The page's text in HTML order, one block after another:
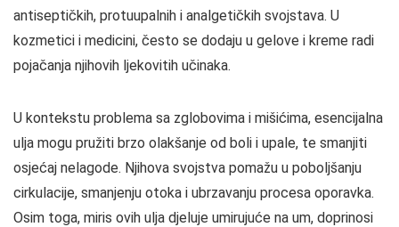
antiseptičkih, protuupalnih i analgetičkih svojstava. U
kozmetici i medicini, često se dodaju u gelove i kreme radi
pojačanja njihovih ljekovitih učinaka.
U kontekstu problema sa zglobovima i mišićima, esencijalna
ulja mogu pružiti brzo olakšanje od boli i upale, te smanjiti
osjećaj nelagode. Njihova svojstva pomažu u poboljšanju
cirkulacije, smanjenju otoka i ubrzavanju procesa oporavka.
Osim toga, miris ovih ulja djeluje umirujuće na um, doprinosi